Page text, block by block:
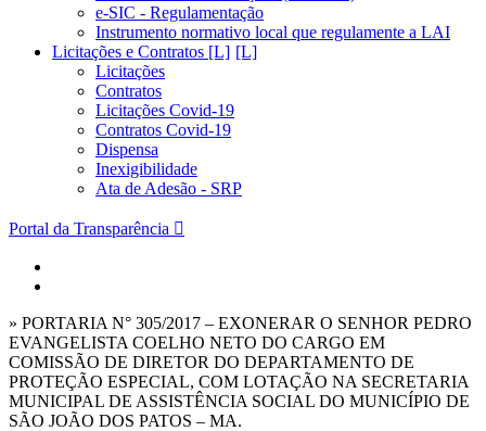
e-SIC - Regulamentação
Instrumento normativo local que regulamente a LAI
Licitações e Contratos [L]
Licitações
Contratos
Licitações Covid-19
Contratos Covid-19
Dispensa
Inexigibilidade
Ata de Adesão - SRP
Portal da Transparência
» PORTARIA N° 305/2017 – EXONERAR O SENHOR PEDRO
EVANGELISTA COELHO NETO DO CARGO EM
COMISSÃO DE DIRETOR DO DEPARTAMENTO DE
PROTEÇÃO ESPECIAL, COM LOTAÇÃO NA SECRETARIA
MUNICIPAL DE ASSISTÊNCIA SOCIAL DO MUNICÍPIO DE
SÃO JOÃO DOS PATOS – MA.